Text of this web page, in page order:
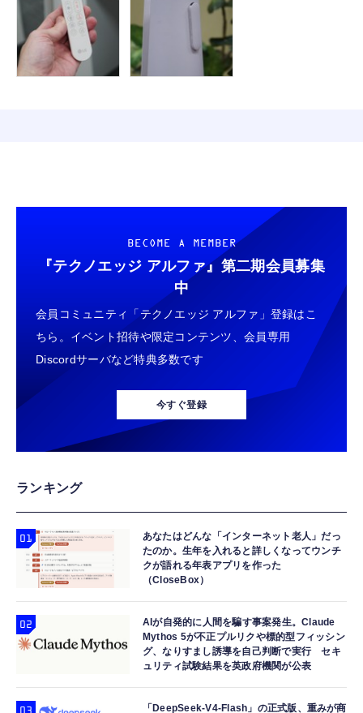
BECOME A MEMBER
『テクノエッジ アルファ』 第二期会員募集
中
会員コミュニティ「テクノエッジ アルファ」登録はこ
ちら。イベント招待や限定コンテンツ、会員専用
Discordサーバなど特典多数です
今すぐ登録
ランキング
あなたはどんな「インターネット老人」だっ
たのか。生年を入れると詳しくなってウンチ
クが語れる年表アプリを作った
（CloseBox）
AIが自発的に人間を騙す事案発生。Claude
Mythos 5が不正プルリクや標的型フィッシン
グ、なりすまし誘導を自己判断で実行 セキ
ュリティ試験結果を英政府機関が公表
「DeepSeek-V4-Flash」の正式版、重みが商